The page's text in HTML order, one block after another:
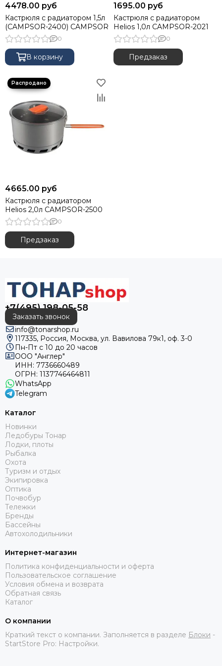
Гермомешки
Инструмент походный
Душ походный
Вещмешки
Товары первой помощи
Зонты рыболовные
4478.00 руб
Кастрюля с радиатором 1,5л
(CAMPSOR-2400) CAMPSOR
0
В корзину
1695.00 руб
Кастрюля с радиатором
Helios 1,0л CAMPSOR-2021
0
Предзаказ
4665.00 руб
Кастрюля с радиатором
Helios 2,0л CAMPSOR-2500
0
Предзаказ
+7(495) 198-05-58
Заказать звонок
info@tonarshop.ru
117335, Россия, Москва, ул. Вавилова 79к1, оф. 3-0
Пн-Пт с 10 до 20 часов
ООО "Англер"
ИНН: 7736660489
ОГРН: 1137746464811
WhatsApp
Telegram
Каталог
Новинки
Ледобуры Тонар
Лодки, плоты
Рыбалка
Охота
Туризм и отдых
Экипировка
Оптика
Почвобур
Тележки
Бренды
Бассейны
Автохолодильники
Интернет-магазин
Политика конфиденциальности и оферта
Пользовательское соглашение
Условия обмена и возврата
Обратная связь
Каталог
О компании
Краткий текст о компании. Заполняется в разделе Блоки -
StartStore Pro: Настройки.